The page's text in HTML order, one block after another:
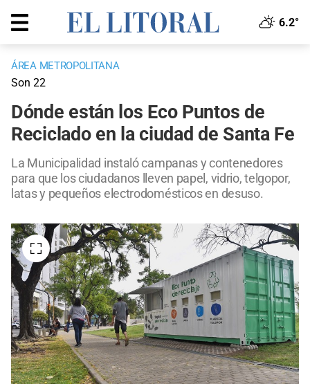
6.2°
ÁREA METROPOLITANA
Son 22
Dónde están los Eco Puntos de
Reciclado en la ciudad de Santa Fe
La Municipalidad instaló campanas y contenedores
para que los ciudadanos lleven papel, vidrio, telgopor,
latas y pequeños electrodomésticos en desuso.